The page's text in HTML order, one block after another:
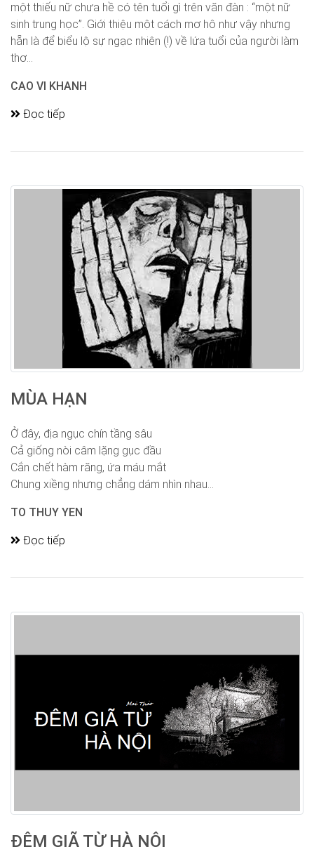
một thiếu nữ chưa hề có tên tuổi gì trên văn đàn : “một nữ
sinh trung học”. Giới thiệu một cách mơ hô như vậy nhưng
hẵn là để biểu lộ sự ngạc nhiên (!) về lứa tuổi của người làm
thơ...
CAO VI KHANH
Đọc tiếp
MÙA HẠN
Ở đây, địa ngục chín tầng sâu
Cả giống nòi câm lặng gục đầu
Cắn chết hàm răng, ứa máu mắt
Chung xiềng nhưng chẳng dám nhìn nhau...
TO THUY YEN
Đọc tiếp
ĐÊM GIÃ TỪ HÀ NỘI